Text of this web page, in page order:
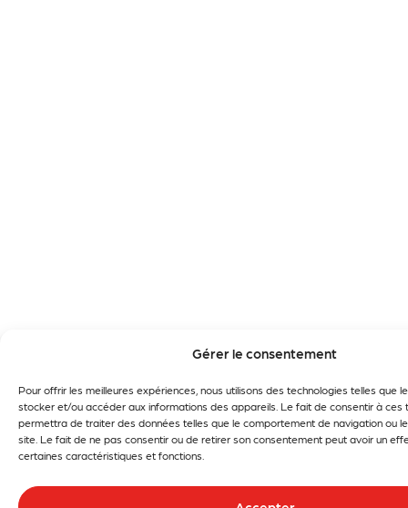
Gérer le consentement
Pour offrir les meilleures expériences, nous utilisons des technologies telles que
stocker et/ou accéder aux informations des appareils. Le fait de consentir à ces
permettra de traiter des données telles que le comportement de navigation ou
site. Le fait de ne pas consentir ou de retirer son consentement peut avoir un
certaines caractéristiques et fonctions.